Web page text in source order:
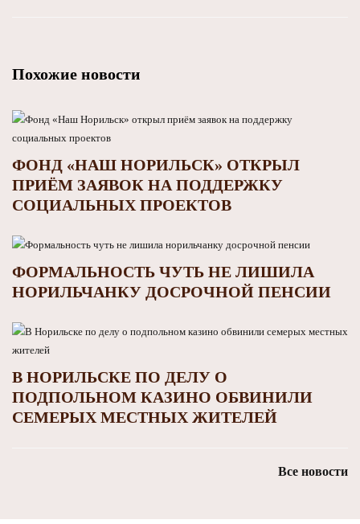
Похожие новости
ФОНД «НАШ НОРИЛЬСК» ОТКРЫЛ
ПРИЁМ ЗАЯВОК НА ПОДДЕРЖКУ
СОЦИАЛЬНЫХ ПРОЕКТОВ
ФОРМАЛЬНОСТЬ ЧУТЬ НЕ ЛИШИЛА
НОРИЛЬЧАНКУ ДОСРОЧНОЙ ПЕНСИИ
В НОРИЛЬСКЕ ПО ДЕЛУ О
ПОДПОЛЬНОМ КАЗИНО ОБВИНИЛИ
СЕМЕРЫХ МЕСТНЫХ ЖИТЕЛЕЙ
Все новости